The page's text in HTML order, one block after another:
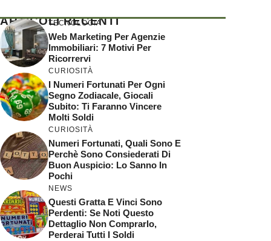
ARTICOLI RECENTI
TECNOLOGIA
Web Marketing Per Agenzie
Immobiliari: 7 Motivi Per
Ricorrervi
CURIOSITÀ
I Numeri Fortunati Per Ogni
Segno Zodiacale, Giocali
Subito: Ti Faranno Vincere
Molti Soldi
CURIOSITÀ
Numeri Fortunati, Quali Sono E
Perchè Sono Consiederati Di
Buon Auspicio: Lo Sanno In
Pochi
NEWS
Questi Gratta E Vinci Sono
Perdenti: Se Noti Questo
Dettaglio Non Comprarlo,
Perderai Tutti I Soldi